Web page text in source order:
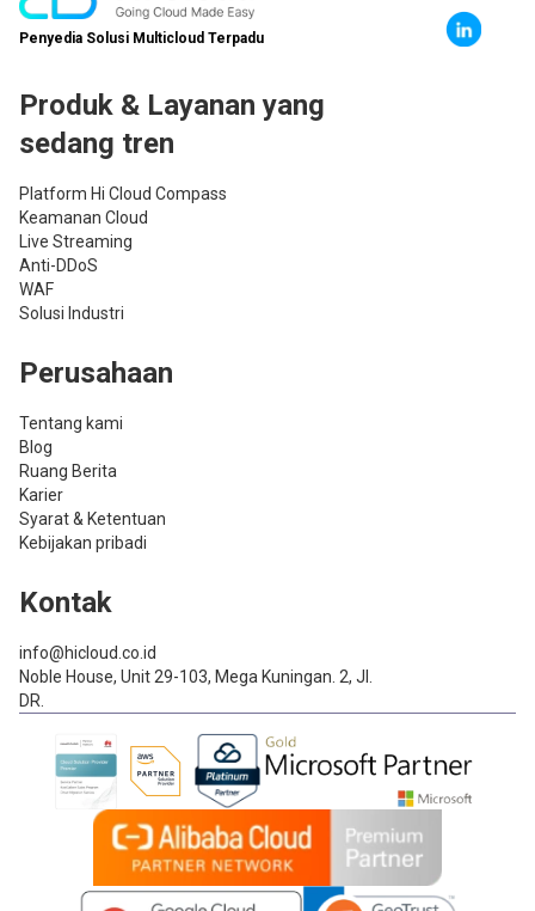
Penyedia Solusi Multicloud Terpadu
Produk & Layanan yang
sedang tren
Platform Hi Cloud Compass
Keamanan Cloud
Live Streaming
Anti-DDoS
WAF
Solusi Industri
Perusahaan
Tentang kami
Blog
Ruang Berita
Karier
Syarat & Ketentuan
Kebijakan pribadi
Kontak
info@hicloud.co.id
Noble House, Unit 29-103, Mega Kuningan. 2, Jl.
DR.